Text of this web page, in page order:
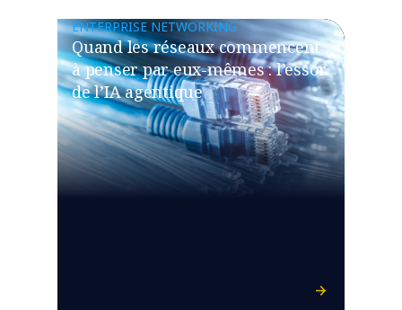
ENTERPRISE NETWORKING
Quand les réseaux commencent
à penser par eux-mêmes : l’essor
de l’IA agentique